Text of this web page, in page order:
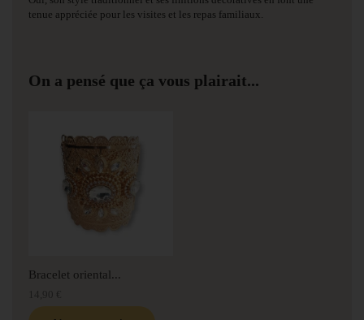
tenue appréciée pour les visites et les repas familiaux.
On a pensé que ça vous plairait...
Bracelet oriental...
14,90 €